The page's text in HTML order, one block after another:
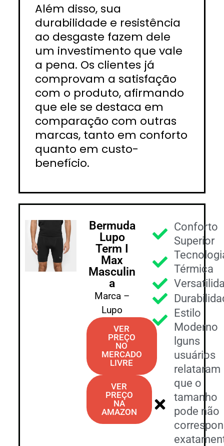
Além disso, sua
durabilidade e resistência
ao desgaste fazem dele
um investimento que vale
a pena. Os clientes já
comprovam a satisfação
com o produto, afirmando
que ele se destaca em
comparação com outras
marcas, tanto em conforto
quanto em custo-
benefício.
Bermuda
Lupo
Term I
Max
Masculin
a
Marca –
Lupo
VER
PREÇO
NO
MERCADO
LIVRE
VER
PREÇO
NA
AMAZON
Conforto
Superior
Térmica
Estilo
Moderno
lguns
usuários
relataram
que o
tamanho
pode não